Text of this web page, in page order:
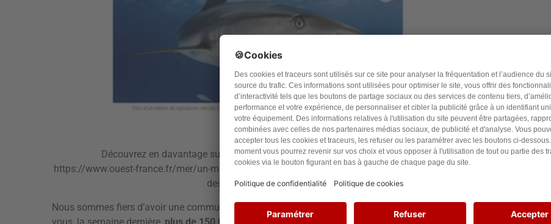
Découvrez en davantage sur cette cause dans cet article d’Ouest-France :
https://www.ouest-france.fr/mer/un-million-de-citoyens-europeens-signent-contre-le-commerce-
des-ailerons-de-requins-
Nous sommes fiers d’avoir une communauté aussi active ! Grâce à un grand nombre d’entre